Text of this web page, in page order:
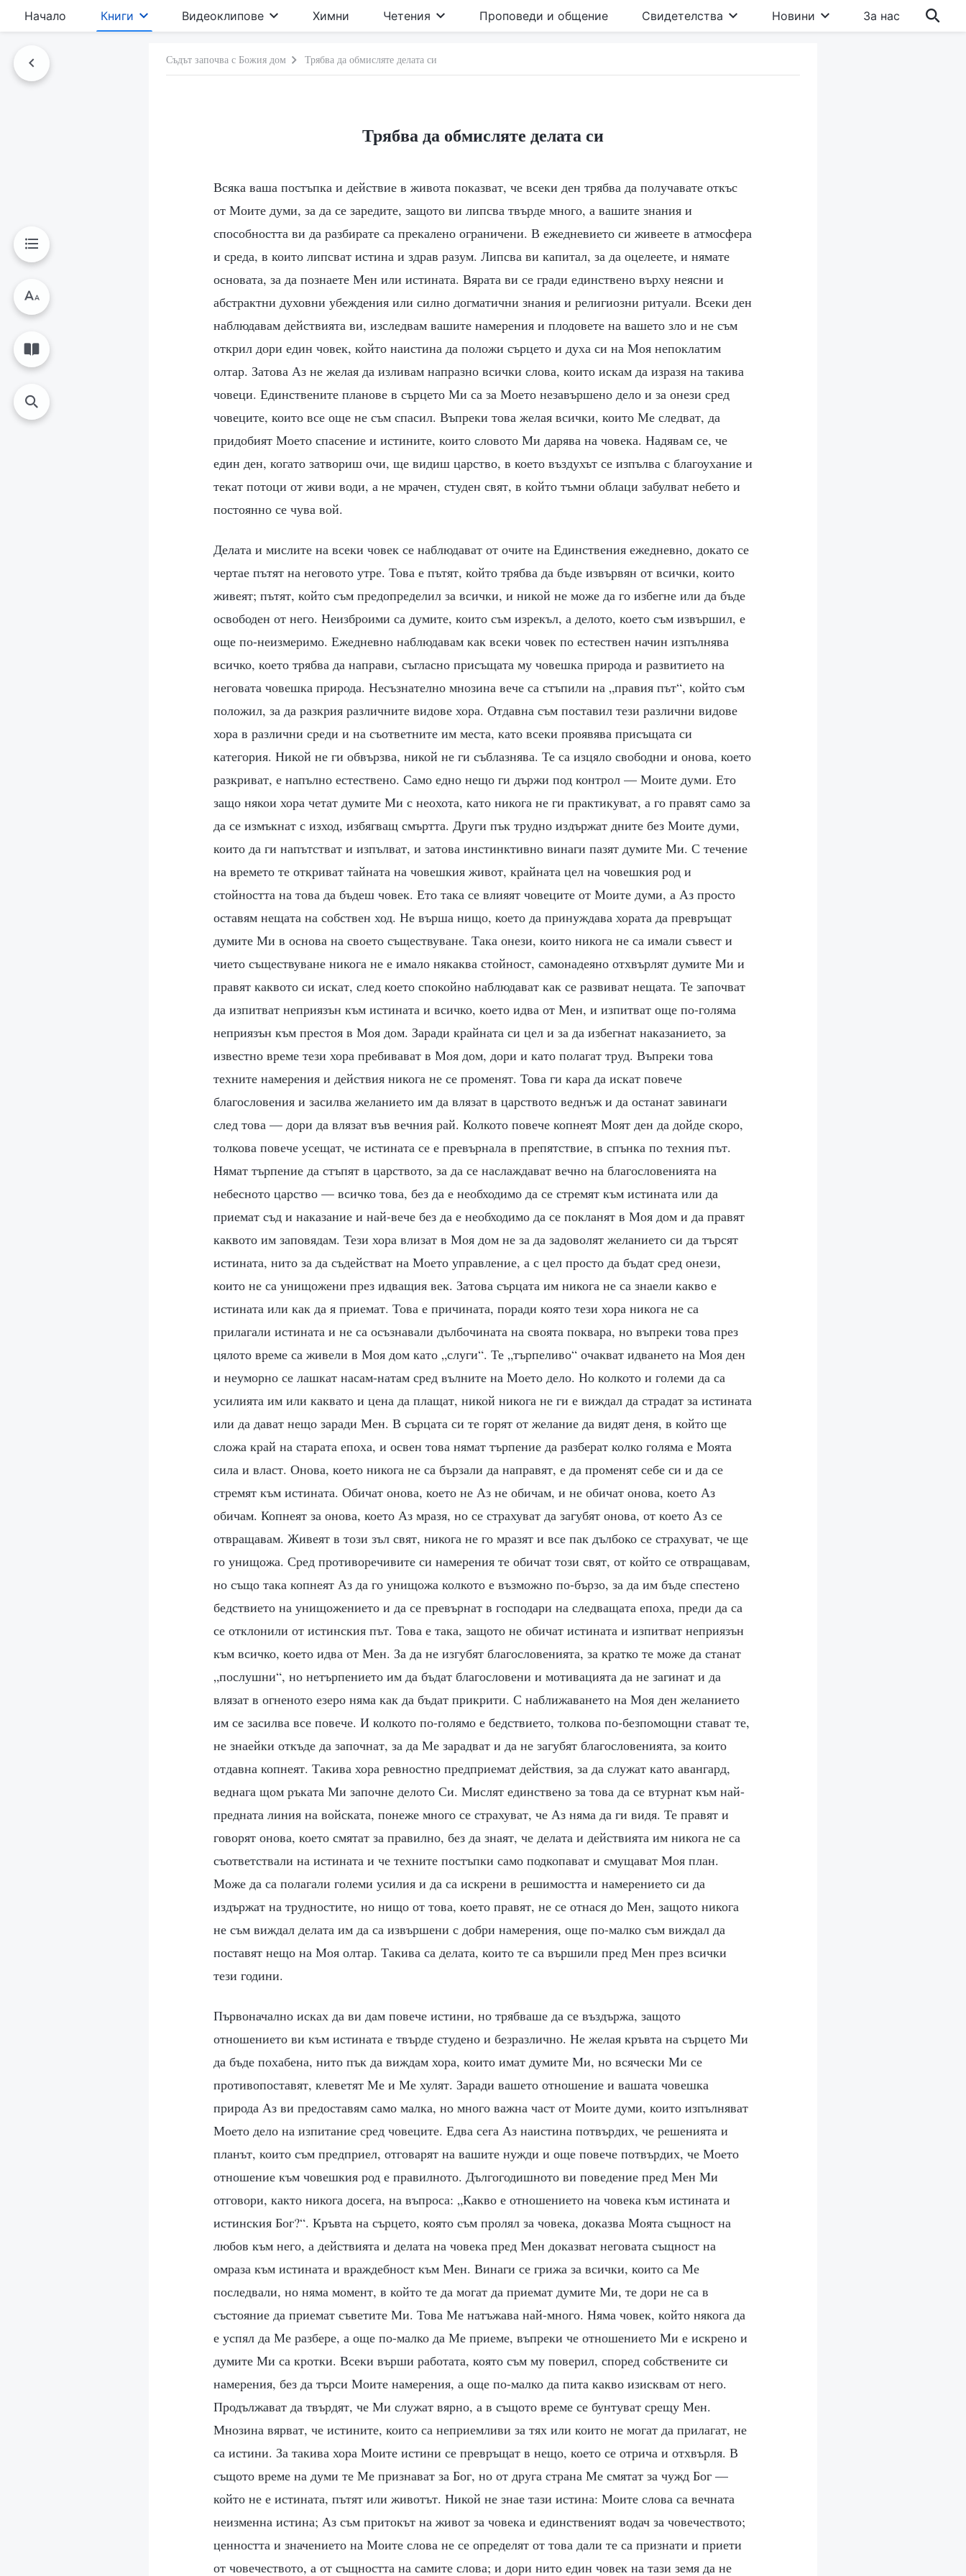
Начало Книги Видеоклипове Химни Четения Проповеди и общение Свидетелства Новини За нас
Съдът започва с Божия дом Трябва да обмисляте делата си
Трябва да обмисляте делата си
Всяка ваша постъпка и действие в живота показват, че всеки ден трябва да получавате откъс
от Моите думи, за да се заредите, защото ви липсва твърде много, а вашите знания и
способността ви да разбирате са прекалено ограничени. В ежедневието си живеете в атмосфера
и среда, в които липсват истина и здрав разум. Липсва ви капитал, за да оцелеете, и нямате
основата, за да познаете Мен или истината. Вярата ви се гради единствено върху неясни и
абстрактни духовни убеждения или силно догматични знания и религиозни ритуали. Всеки ден
наблюдавам действията ви, изследвам вашите намерения и плодовете на вашето зло и не съм
открил дори един човек, който наистина да положи сърцето и духа си на Моя непоклатим
олтар. Затова Аз не желая да изливам напразно всички слова, които искам да изразя на такива
човеци. Единствените планове в сърцето Ми са за Моето незавършено дело и за онези сред
човеците, които все още не съм спасил. Въпреки това желая всички, които Ме следват, да
придобият Моето спасение и истините, които словото Ми дарява на човека. Надявам се, че
един ден, когато затвориш очи, ще видиш царство, в което въздухът се изпълва с благоухание и
текат потоци от живи води, а не мрачен, студен свят, в който тъмни облаци забулват небето и
постоянно се чува вой.
Делата и мислите на всеки човек се наблюдават от очите на Единствения ежедневно, докато се
чертае пътят на неговото утре. Това е пътят, който трябва да бъде извървян от всички, които
живеят; пътят, който съм предопределил за всички, и никой не може да го избегне или да бъде
освободен от него. Неизброими са думите, които съм изрекъл, а делото, което съм извършил, е
още по-неизмеримо. Ежедневно наблюдавам как всеки човек по естествен начин изпълнява
всичко, което трябва да направи, съгласно присъщата му човешка природа и развитието на
неговата човешка природа. Несъзнателно мнозина вече са стъпили на „правия път“, който съм
положил, за да разкрия различните видове хора. Отдавна съм поставил тези различни видове
хора в различни среди и на съответните им места, като всеки проявява присъщата си
категория. Никой не ги обвързва, никой не ги съблазнява. Те са изцяло свободни и онова, което
разкриват, е напълно естествено. Само едно нещо ги държи под контрол — Моите думи. Ето
защо някои хора четат думите Ми с неохота, като никога не ги практикуват, а го правят само за
да се измъкнат с изход, избягващ смъртта. Други пък трудно издържат дните без Моите думи,
които да ги напътстват и изпълват, и затова инстинктивно винаги пазят думите Ми. С течение
на времето те откриват тайната на човешкия живот, крайната цел на човешкия род и
стойността на това да бъдеш човек. Ето така се влияят човеците от Моите думи, а Аз просто
оставям нещата на собствен ход. Не върша нищо, което да принуждава хората да превръщат
думите Ми в основа на своето съществуване. Така онези, които никога не са имали съвест и
чието съществуване никога не е имало някаква стойност, самонадеяно отхвърлят думите Ми и
правят каквото си искат, след което спокойно наблюдават как се развиват нещата. Те започват
да изпитват неприязън към истината и всичко, което идва от Мен, и изпитват още по-голяма
неприязън към престоя в Моя дом. Заради крайната си цел и за да избегнат наказанието, за
известно време тези хора пребивават в Моя дом, дори и като полагат труд. Въпреки това
техните намерения и действия никога не се променят. Това ги кара да искат повече
благословения и засилва желанието им да влязат в царството веднъж и да останат завинаги
след това — дори да влязат във вечния рай. Колкото повече копнеят Моят ден да дойде скоро,
толкова повече усещат, че истината се е превърнала в препятствие, в спънка по техния път.
Нямат търпение да стъпят в царството, за да се наслаждават вечно на благословенията на
небесното царство — всичко това, без да е необходимо да се стремят към истината или да
приемат съд и наказание и най-вече без да е необходимо да се покланят в Моя дом и да правят
каквото им заповядам. Тези хора влизат в Моя дом не за да задоволят желанието си да търсят
истината, нито за да съдействат на Моето управление, а с цел просто да бъдат сред онези,
които не са унищожени през идващия век. Затова сърцата им никога не са знаели какво е
истината или как да я приемат. Това е причината, поради която тези хора никога не са
прилагали истината и не са осъзнавали дълбочината на своята поквара, но въпреки това през
цялото време са живели в Моя дом като „слуги“. Те „търпеливо“ очакват идването на Моя ден
и неуморно се лашкат насам-натам сред вълните на Моето дело. Но колкото и големи да са
усилията им или каквато и цена да плащат, никой никога не ги е виждал да страдат за истината
или да дават нещо заради Мен. В сърцата си те горят от желание да видят деня, в който ще
сложа край на старата епоха, и освен това нямат търпение да разберат колко голяма е Моята
сила и власт. Онова, което никога не са бързали да направят, е да променят себе си и да се
стремят към истината. Обичат онова, което не Аз не обичам, и не обичат онова, което Аз
обичам. Копнеят за онова, което Аз мразя, но се страхуват да загубят онова, от което Аз се
отвращавам. Живеят в този зъл свят, никога не го мразят и все пак дълбоко се страхуват, че ще
го унищожа. Сред противоречивите си намерения те обичат този свят, от който се отвращавам,
но също така копнеят Аз да го унищожа колкото е възможно по-бързо, за да им бъде спестено
бедствието на унищожението и да се превърнат в господари на следващата епоха, преди да са
се отклонили от истинския път. Това е така, защото не обичат истината и изпитват неприязън
към всичко, което идва от Мен. За да не изгубят благословенията, за кратко те може да станат
„послушни“, но нетърпението им да бъдат благословени и мотивацията да не загинат и да
влязат в огненото езеро няма как да бъдат прикрити. С наближаването на Моя ден желанието
им се засилва все повече. И колкото по-голямо е бедствието, толкова по-безпомощни стават те,
не знаейки откъде да започнат, за да Ме зарадват и да не загубят благословенията, за които
отдавна копнеят. Такива хора ревностно предприемат действия, за да служат като авангард,
веднага щом ръката Ми започне делото Си. Мислят единствено за това да се втурнат към най-
предната линия на войската, понеже много се страхуват, че Аз няма да ги видя. Те правят и
говорят онова, което смятат за правилно, без да знаят, че делата и действията им никога не са
съответствали на истината и че техните постъпки само подкопават и смущават Моя план.
Може да са полагали големи усилия и да са искрени в решимостта и намерението си да
издържат на трудностите, но нищо от това, което правят, не се отнася до Мен, защото никога
не съм виждал делата им да са извършени с добри намерения, още по-малко съм виждал да
поставят нещо на Моя олтар. Такива са делата, които те са вършили пред Мен през всички
тези години.
Първоначално исках да ви дам повече истини, но трябваше да се въздържа, защото
отношението ви към истината е твърде студено и безразлично. Не желая кръвта на сърцето Ми
да бъде похабена, нито пък да виждам хора, които имат думите Ми, но всячески Ми се
противопоставят, клеветят Ме и Ме хулят. Заради вашето отношение и вашата човешка
природа Аз ви предоставям само малка, но много важна част от Моите думи, които изпълняват
Моето дело на изпитание сред човеците. Едва сега Аз наистина потвърдих, че решенията и
планът, които съм предприел, отговарят на вашите нужди и още повече потвърдих, че Моето
отношение към човешкия род е правилното. Дългогодишното ви поведение пред Мен Ми
отговори, както никога досега, на въпроса: „Какво е отношението на човека към истината и
истинския Бог?“. Кръвта на сърцето, която съм пролял за човека, доказва Моята същност на
любов към него, а действията и делата на човека пред Мен доказват неговата същност на
омраза към истината и враждебност към Мен. Винаги се грижа за всички, които са Ме
последвали, но няма момент, в който те да могат да приемат думите Ми, те дори не са в
състояние да приемат съветите Ми. Това Ме натъжава най-много. Няма човек, който някога да
е успял да Ме разбере, а още по-малко да Ме приеме, въпреки че отношението Ми е искрено и
думите Ми са кротки. Всеки върши работата, която съм му поверил, според собствените си
намерения, без да търси Моите намерения, а още по-малко да пита какво изисквам от него.
Продължават да твърдят, че Ми служат вярно, а в същото време се бунтуват срещу Мен.
Мнозина вярват, че истините, които са неприемливи за тях или които не могат да прилагат, не
са истини. За такива хора Моите истини се превръщат в нещо, което се отрича и отхвърля. В
същото време на думи те Ме признават за Бог, но от друга страна Ме смятат за чужд Бог —
който не е истината, пътят или животът. Никой не знае тази истина: Моите слова са вечната
неизменна истина; Аз съм притокът на живот за човека и единственият водач за човечеството;
ценността и значението на Моите слова не се определят от това дали те са признати и приети
от човечеството, а от същността на самите слова; и дори нито един човек на тази земя да не